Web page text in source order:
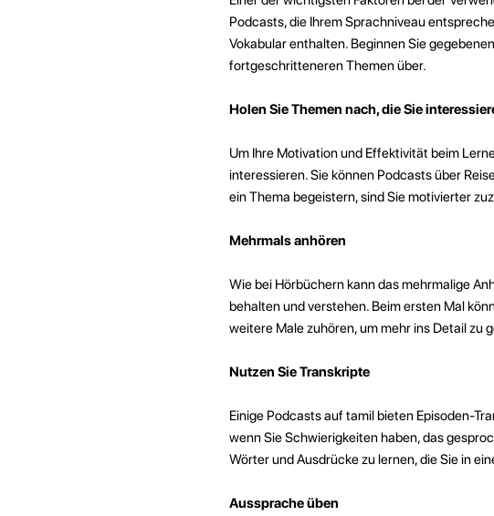
Podcasts, die Ihrem Sprachniveau
Vokabular enthalten. Beginnen Sie
fortgeschritteneren Themen über.
Holen Sie Themen nach, die Sie
Um Ihre Motivation und Effektivität beim
interessieren. Sie können Podcasts über
ein Thema begeistern, sind Sie motivierter
Mehrmals anhören
Wie bei Hörbüchern kann das mehrmalige
behalten und verstehen. Beim ersten Mal
weitere Male zuhören, um mehr ins Detail zu
Nutzen Sie Transkripte
Einige Podcasts auf tamil bieten Episoden-
wenn Sie Schwierigkeiten haben, das
Wörter und Ausdrücke zu lernen, die Sie in
Aussprache üben